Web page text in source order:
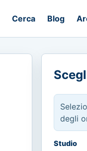
Cerca Blog
degli
Studio